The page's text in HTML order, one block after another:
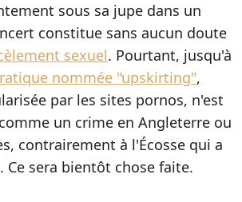
sous sa jupe dans un
constitue sans aucun doute
sexuel. Pourtant, jusqu'à
nommée "upskirting",
par les sites pornos, n'est
un crime en Angleterre ou
contrairement à l'Écosse qui a
Ce sera bientôt chose faite.